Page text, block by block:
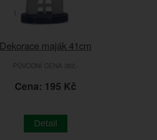
Dekorace maják 41cm
PŮVODNÍ CENA 362.-
Cena: 195 Kč
Detail